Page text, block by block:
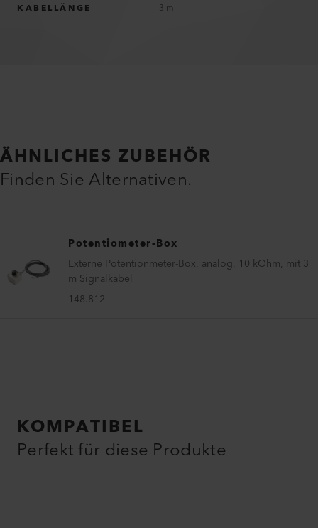
KABELLÄNGE 3 m
ÄHNLICHES ZUBEHÖR
Finden Sie Alternativen.
Potentiometer-Box
Externe Potentionmeter-Box, analog, 10 kOhm, mit 3
m Signalkabel
148.812
KOMPATIBEL
Perfekt für diese Produkte